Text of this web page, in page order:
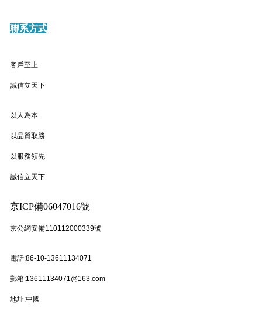
聯系方式
客戶至上
誠信立天下
以人為本
以品質取勝
以服務領先
誠信立天下
京ICP備06047016號
京公網安備110112000339號
電話:86-10-13611134071
郵箱:13611134071@163.com
地址:中國